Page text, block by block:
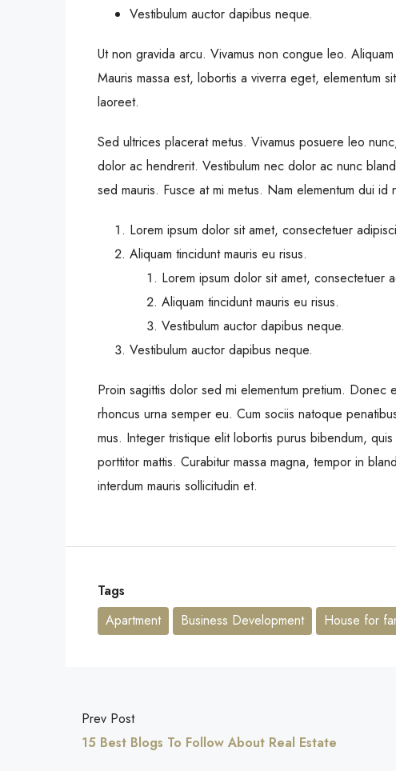
Vestibulum auctor dapibus neque.
Ut non gravida arcu. Vivamus non congue leo.
Mauris massa est, lobortis a viverra eget, elementum
laoreet.
Sed ultrices placerat metus. Vivamus posuere leo
dolor ac hendrerit. Vestibulum nec dolor ac nunc
sed mauris. Fusce at mi metus. Nam elementum dui id
Lorem ipsum dolor sit amet, consectetuer
Aliquam tincidunt mauris eu risus.
Lorem ipsum dolor sit amet, consectetuer
Aliquam tincidunt mauris eu risus.
Vestibulum auctor dapibus neque.
Vestibulum auctor dapibus neque.
Proin sagittis dolor sed mi elementum pretium.
rhoncus urna semper eu. Cum sociis natoque
mus. Integer tristique elit lobortis purus bibendum,
porttitor mattis. Curabitur massa magna, tempor in
interdum mauris sollicitudin et.
Tags
Apartment
Business Development House for
Prev Post
15 Best Blogs To Follow About Real Estate